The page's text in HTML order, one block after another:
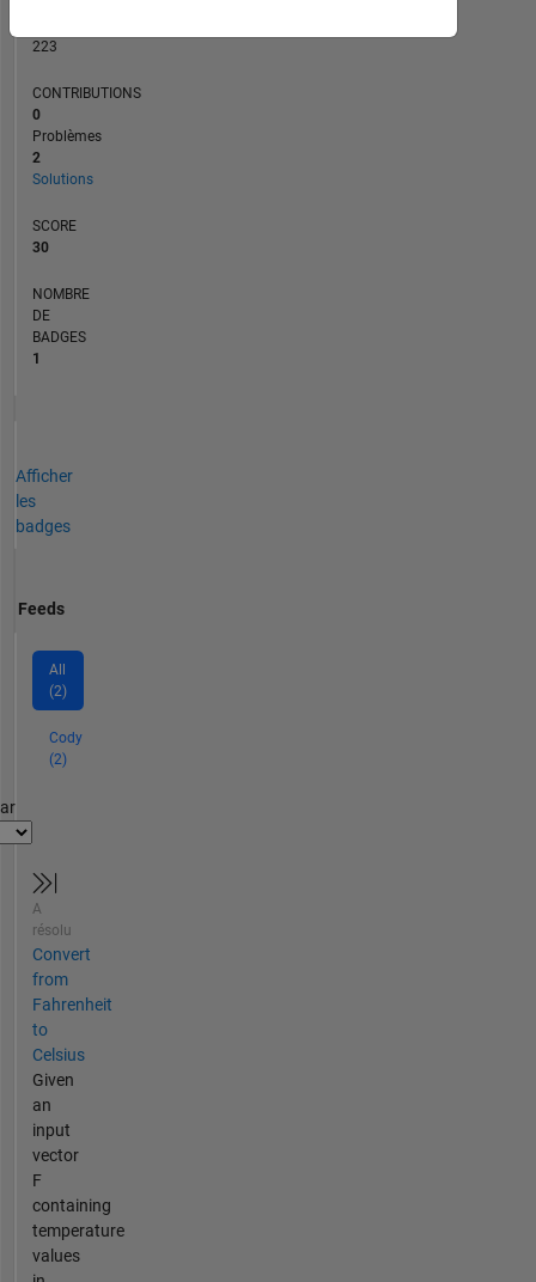
223
CONTRIBUTIONS
0
Problèmes
2
Solutions
SCORE
30
NOMBRE
DE
BADGES
1
Afficher
les
badges
Feeds
All
(2)
Cody
(2)
A
résolu
Convert
from
Fahrenheit
to
Celsius
Given
an
input
vector
F
containing
temperature
values